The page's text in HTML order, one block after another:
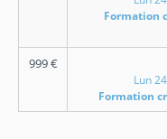
Formation
999€
Lun
Formation